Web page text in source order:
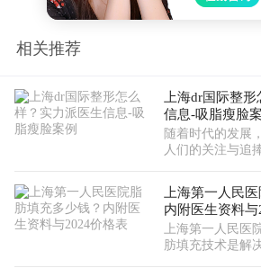
相关推荐
上海dr国际整
信息-吸脂瘦脸
随着时代的发展
人们的关注与追
上海第一人民
内附医生资料
上海第一人民医
肪填充技术是解